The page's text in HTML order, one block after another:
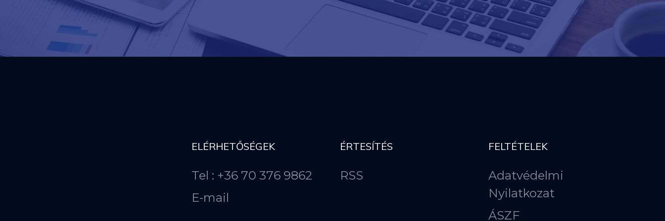
ELÉRHETŐSÉGEK
Tel : +36 70 376 9862
E-mail
ÉRTESÍTÉS
RSS
FELTÉTELEK
Adatvédelmi
Nyilatkozat
ÁSZF